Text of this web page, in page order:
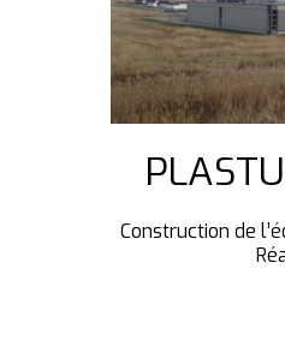
Construction de